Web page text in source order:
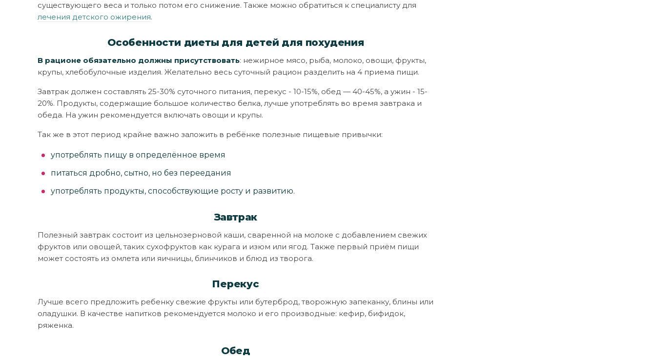
существующего веса и только потом его снижение. Также можно обратиться к специалисту для
лечения детского ожирения.
Особенности диеты для детей для похудения
В рационе обязательно должны присутствовать: нежирное мясо, рыба, молоко, овощи, фрукты,
крупы, хлебобулочные изделия. Желательно весь суточный рацион разделить на 4 приема пищи.
Завтрак должен составлять 25-30% суточного питания, перекус - 10-15%, обед — 40-45%, а ужин - 15-
20%. Продукты, содержащие большое количество белка, лучше употреблять во время завтрака и
обеда. На ужин рекомендуется включать овощи и крупы.
Так же в этот период крайне важно заложить в ребёнке полезные пищевые привычки:
употреблять пищу в определённое время
питаться дробно, сытно, но без переедания
употреблять продукты, способствующие росту и развитию.
Завтрак
Полезный завтрак состоит из цельнозерновой каши, сваренной на молоке с добавлением свежих
фруктов или овощей, таких сухофруктов как курага и изюм или ягод. Также первый приём пищи
может состоять из омлета или яичницы, блинчиков и блюд из творога.
Перекус
Лучше всего предложить ребенку свежие фрукты или бутерброд, творожную запеканку, блины или
оладушки. В качестве напитков рекомендуется молоко и его производные: кефир, бифидок,
ряженка.
Обед